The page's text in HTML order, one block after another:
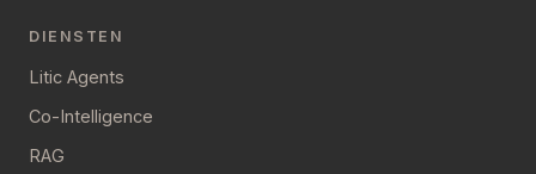
DIENSTEN
Litic Agents
Co-Intelligence
RAG